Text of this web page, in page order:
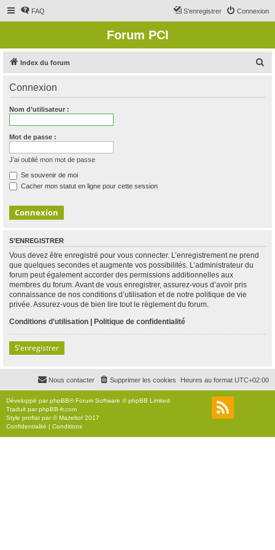
FAQ Connexion
S’enregistrer
Forum PCI
Index du forum
Connexion
Nom d’utilisateur :
Mot de passe :
J’ai oublié mon mot de passe
Se souvenir de moi
Cacher mon statut en ligne pour cette session
S’ENREGISTRER
Vous devez être enregistré pour vous connecter. L’enregistrement ne prend
que quelques secondes et augmente vos possibilités. L’administrateur du
forum peut également accorder des permissions additionnelles aux
membres du forum. Avant de vous enregistrer, assurez-vous d’avoir pris
connaissance de nos conditions d’utilisation et de notre politique de vie
privée. Assurez-vous de bien lire tout le règlement du forum.
Conditions d’utilisation | Politique de confidentialité
S’enregistrer
Heures au format UTC+02:00
Supprimer les cookies
Nous contacter
Développé parphpBB® Forum Software © phpBB Limited
Traduit parphpBB-fr.com
Style proflat par ©Mazeltof 2017
Confidentialité | Conditions